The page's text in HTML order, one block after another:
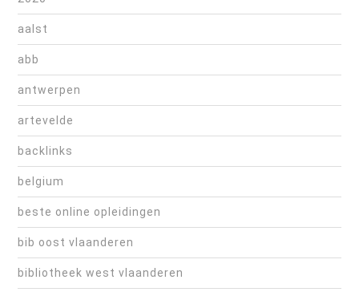
aalst
abb
antwerpen
artevelde
backlinks
belgium
beste online opleidingen
bib oost vlaanderen
bibliotheek west vlaanderen